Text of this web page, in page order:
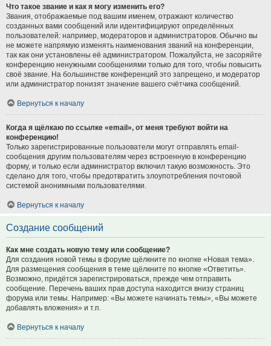
Что такое звание и как я могу изменить его?
Звания, отображаемые под вашим именем, отражают количество
созданных вами сообщений или идентифицируют определённых
пользователей: например, модераторов и администраторов. Обычно вы
не можете напрямую изменять наименования званий на конференции,
так как они установлены её администратором. Пожалуйста, не засоряйте
конференцию ненужными сообщениями только для того, чтобы повысить
своё звание. На большинстве конференций это запрещено, и модератор
или администратор понизят значение вашего счётчика сообщений.
Вернуться к началу
Когда я щёлкаю по ссылке «email», от меня требуют войти на
конференцию!
Только зарегистрированные пользователи могут отправлять email-
сообщения другим пользователям через встроенную в конференцию
форму, и только если администратор включил такую возможность. Это
сделано для того, чтобы предотвратить злоупотребления почтовой
системой анонимными пользователями.
Вернуться к началу
Создание сообщений
Как мне создать новую тему или сообщение?
Для создания новой темы в форуме щёлкните по кнопке «Новая тема».
Для размещения сообщения в теме щёлкните по кнопке «Ответить».
Возможно, придётся зарегистрироваться, прежде чем отправить
сообщение. Перечень ваших прав доступа находится внизу страниц
форума или темы. Например: «Вы можете начинать темы», «Вы можете
добавлять вложения» и т.п.
Вернуться к началу